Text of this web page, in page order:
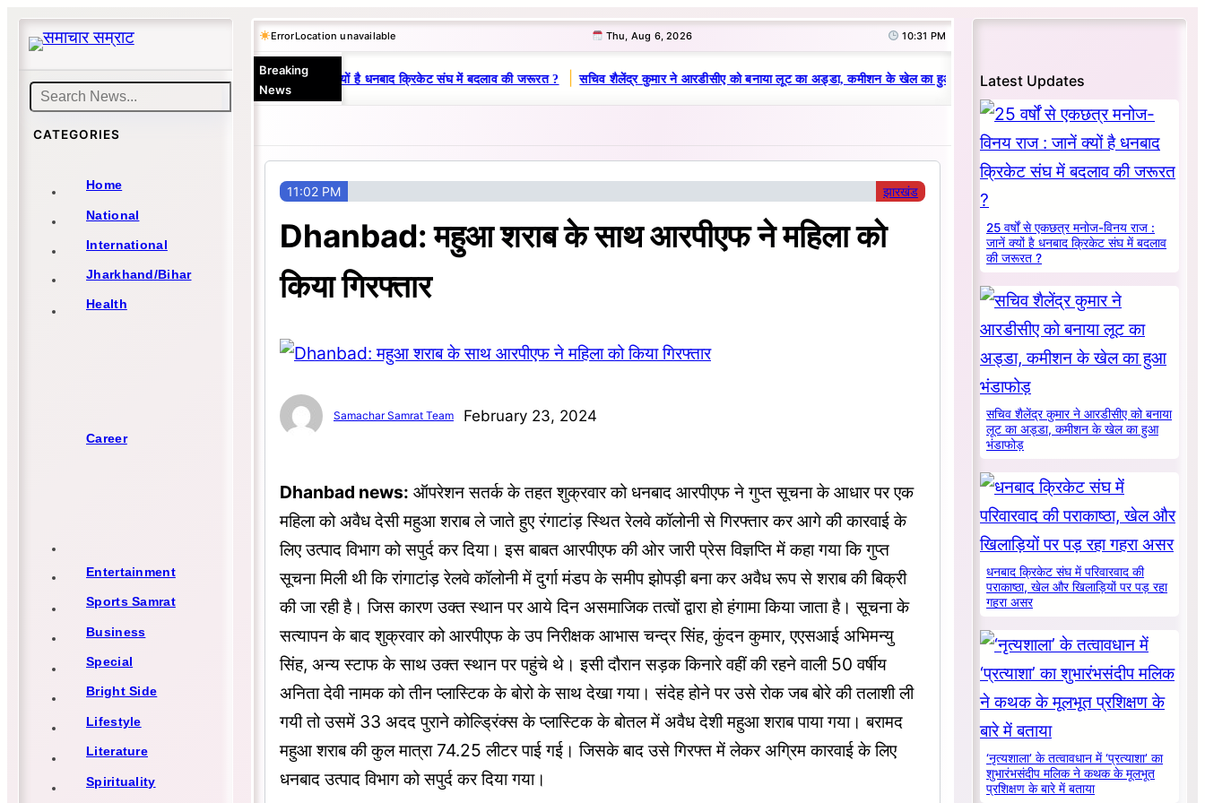
Skip
content
Search
CATEGORIES
Home
National
International
Jharkhand/Bihar
Health
Career
Entertainment
Sports Samrat
Business
Special
Bright Side
Lifestyle
Literature
Spirituality
ErrorLocation unavailable Thu, Aug 6, 2026 10:31 PM
Breaking
News
25 वर्षों से एकछत्र मनोज-विनय राज : जानें क्यों है धनबाद क्रिकेट संघ में बदलाव की जरूरत ? | सचिव शैलेंद्र कुमार ने आरडीसीए को बनाया लूट का अड्डा, कमीशन के खेल का हुआ भंडाफोड़ | धनबाद क्रिकेट संघ में परिवारवाद की
11:02 PM झारखंड
Dhanbad: महुआ शराब के साथ आरपीएफ ने महिला को
किया गिरफ्तार
Samachar Samrat Team February 23, 2024
Dhanbad news: ऑपरेशन सतर्क के तहत शुक्रवार को धनबाद आरपीएफ ने गुप्त सूचना के आधार पर एक
महिला को अवैध देसी महुआ शराब ले जाते हुए रंगाटांड़ स्थित रेलवे कॉलोनी से गिरफ्तार कर आगे की कारवाई के
लिए उत्पाद विभाग को सपुर्द कर दिया। इस बाबत आरपीएफ की ओर जारी प्रेस विज्ञप्ति में कहा गया कि गुप्त
सूचना मिली थी कि रांगाटांड़ रेलवे कॉलोनी में दुर्गा मंडप के समीप झोपड़ी बना कर अवैध रूप से शराब की बिक्री
की जा रही है। जिस कारण उक्त स्थान पर आये दिन असमाजिक तत्वों द्वारा हो हंगामा किया जाता है। सूचना के
सत्यापन के बाद शुक्रवार को आरपीएफ के उप निरीक्षक आभास चन्द्र सिंह, कुंदन कुमार, एएसआई अभिमन्यु
सिंह, अन्य स्टाफ के साथ उक्त स्थान पर पहुंचे थे। इसी दौरान सड़क किनारे वहीं की रहने वाली 50 वर्षीय
अनिता देवी नामक को तीन प्लास्टिक के बोरो के साथ देखा गया। संदेह होने पर उसे रोक जब बोरे की तलाशी ली
गयी तो उसमें 33 अदद पुराने कोल्ड्रिंक्स के प्लास्टिक के बोतल में अवैध देशी महुआ शराब पाया गया। बरामद
महुआ शराब की कुल मात्रा 74.25 लीटर पाई गई। जिसके बाद उसे गिरफ्त में लेकर अग्रिम कारवाई के लिए
धनबाद उत्पाद विभाग को सपुर्द कर दिया गया।
Latest Updates
25 वर्षों से एकछत्र मनोज-विनय राज :
जानें क्यों है धनबाद क्रिकेट संघ में बदलाव
की जरूरत ?
सचिव शैलेंद्र कुमार ने आरडीसीए को बनाया
लूट का अड्डा, कमीशन के खेल का हुआ
भंडाफोड़
धनबाद क्रिकेट संघ में परिवारवाद की
पराकाष्ठा, खेल और खिलाड़ियों पर पड़ रहा
गहरा असर
‘नृत्यशाला’ के तत्वावधान में ‘प्रत्याशा’ का
शुभारंभसंदीप मलिक ने कथक के मूलभूत
प्रशिक्षण के बारे में बताया